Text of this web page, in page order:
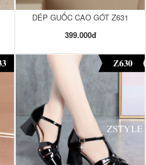
DÉP GUỐC CAO GÓT Z631
399.000đ